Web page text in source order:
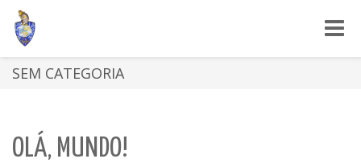
Toggle
SEM CATEGORIA
OLÁ, MUNDO!